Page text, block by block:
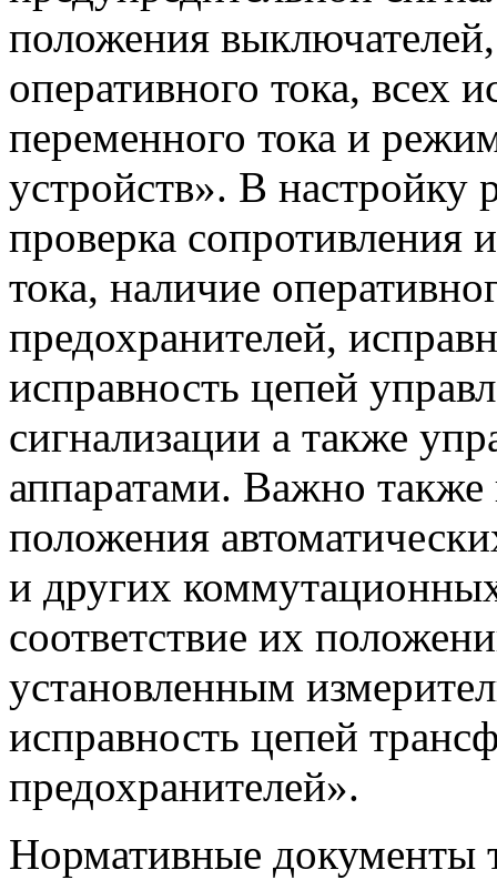
положения
оперативного тока, всех
переменного тока и
устройств». В настройку
проверка сопротивления
тока, наличие
предохранителей,
исправность цепей
сигнализации а также
аппаратами. Важно также
положения
и других
соответствие их
установленным
исправность цепей
предохранителей».
Нормативные документы